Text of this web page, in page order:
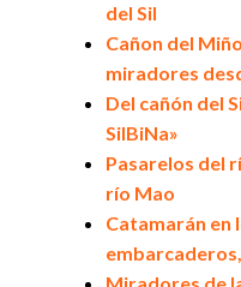
del Sil
Cañon del
miradores
Del cañón del
SilBiNa»
Pasarelos del
río Mao
Catamarán en